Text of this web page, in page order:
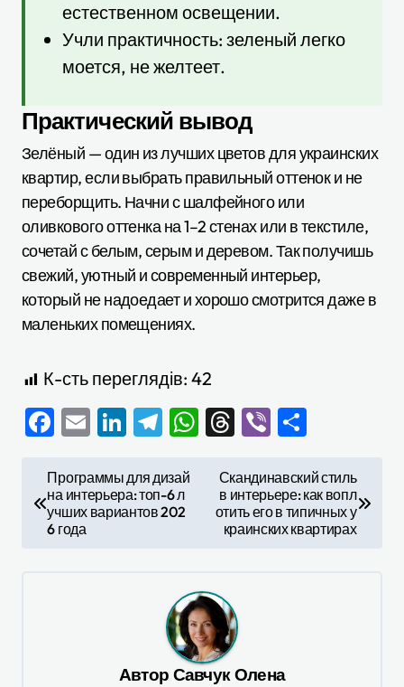
естественном освещении.
Учли практичность: зеленый легко
моется, не желтеет.
Практический вывод
Зелёный — один из лучших цветов для украинских
квартир, если выбрать правильный оттенок и не
переборщить. Начни с шалфейного или
оливкового оттенка на 1–2 стенах или в текстиле,
сочетай с белым, серым и деревом. Так получишь
свежий, уютный и современный интерьер,
который не надоедает и хорошо смотрится даже в
маленьких помещениях.
К-сть переглядів: 42
Facebook
EmailLinkedIn
Telegram
WhatsApp
Threads
Viber
Программы для дизай
на интерьера: топ-6 л
учших вариантов 202
6 года
Скандинавский стиль
в интерьере: как вопл
отить его в типичных у
краинских квартирах
Автор Савчук Олена